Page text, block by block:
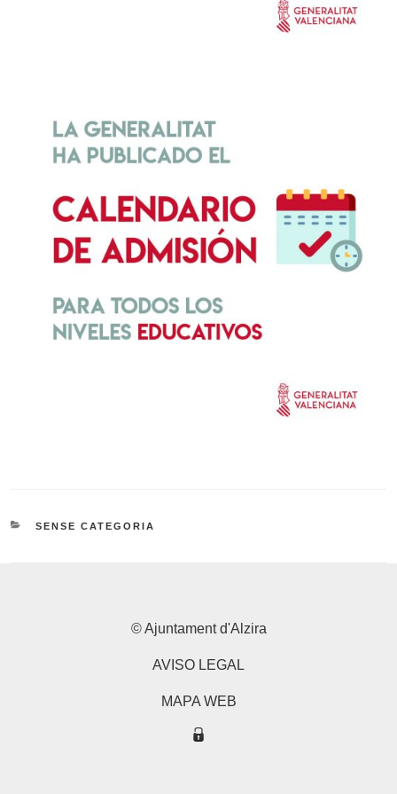
CATEGORIES
SENSE CATEGORIA
© Ajuntament d'Alzira
AVISO LEGAL
MAPA WEB